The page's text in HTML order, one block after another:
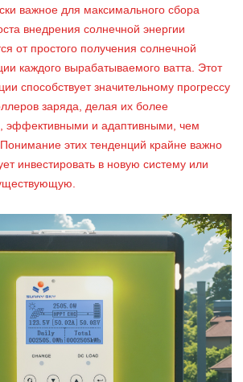
важное для максимального сбора
внедрения солнечной энергии
от простого получения солнечной
каждого вырабатываемого ватта. Этот
способствует значительному прогрессу
заряда, делая их более
эффективными и адаптивными, чем
этих тенденций крайне важно
инвестировать в новую систему или